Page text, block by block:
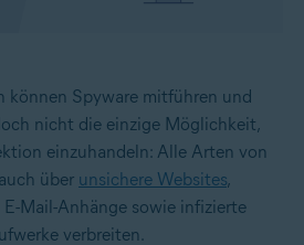
können Spyware mitführen und
nicht die einzige Möglichkeit,
einzuhandeln: Alle Arten von
über unsichere Websites,
Mail-Anhänge sowie infizierte
verbreiten.